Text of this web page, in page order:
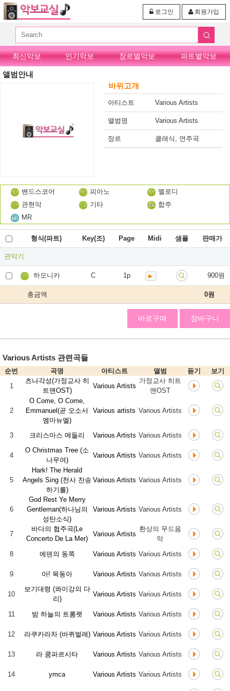
회원가입
로그인
최신악보 인기악보 장르별악보 파트별악보
앨범안내
바위고개
아티스트 Various Artists
앨범명 Various Artists
장르 클래식, 연주곡
밴드스코어 피아노
멜로디
관현악
기타
합주
MR
형식(파트) Key(조) Page Midi 샘플 판매가
관악기
하모니카 C 1p 900원
총금액 0원
바로구매 장바구니
Various Artists 관련곡들
순번 곡명 아티스트 앨범 듣기
보기
1
츠나각성(가정교사 히
트맨OST)
Various Artists
가정교사 히트
맨OST
2
O Come, O Come,
Emmanuel(곧 오소서
엠마뉴엘)
Various artists Various Artists
3 크리스마스 메들리 Various Artists Various Artists
4
O Christmas Tree (소
나무여)
Various Artists Various Artists
5
Hark! The Herald
Angels Sing (천사 찬송
하기를)
Various Artists Various Artists
6
God Rest Ye Merry
Gentleman(하나님의
성탄소식)
Various Artists Various Artists
7
바다의 협주곡(Le
Concerto De La Mer)
Various Artists
환상의 무드음
악
8
에덴의 동쪽 Various Artists Various Artists
9 아! 목동아 Various Artists Various Artists
10
보기대령 (콰이강의 다
리)
Various Artists Various Artists
11 밤 하늘의 트롬펫 Various Artists Various Artists
12 라쿠카라차 (바퀴벌레) Various Artists Various Artists
13 라 쿰파르시타 Various Artists Various Artists
14 ymca Various Artists Various Artists